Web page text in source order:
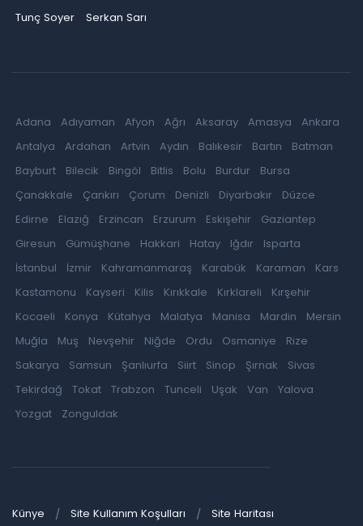
Tunç Soyer
Serkan Sarı
Adana Adıyaman Afyon Ağrı Aksaray Amasya
Ankara
Antalya
Ardahan Artvin Aydın Balıkesir Bartın
Batman
Bayburt
Bilecik Bingöl Bitlis Bolu Burdur
Bursa
Çanakkale
Çankırı Çorum Denizli Diyarbakır
Düzce
Edirne
Elazığ Erzincan Erzurum Eskişehir
Gaziantep
Giresun
Gümüşhane Hakkari Hatay Iğdır
Isparta
İstanbul
İzmir Kahramanmaraş Karabük Karaman
Kars
Kastamonu
Kayseri Kilis Kırıkkale Kırklareli
Kırşehir
Kocaeli
Konya Kütahya Malatya Manisa Mardin
Mersin
Muğla
Muş Nevşehir Niğde Ordu Osmaniye
Rize
Sakarya
Samsun Şanlıurfa Siirt Sinop Şırnak
Sivas
Tekirdağ
Tokat Trabzon Tunceli Uşak Van
Yalova
Yozgat
Zonguldak
Künye Site Kullanım Koşulları Site Haritası